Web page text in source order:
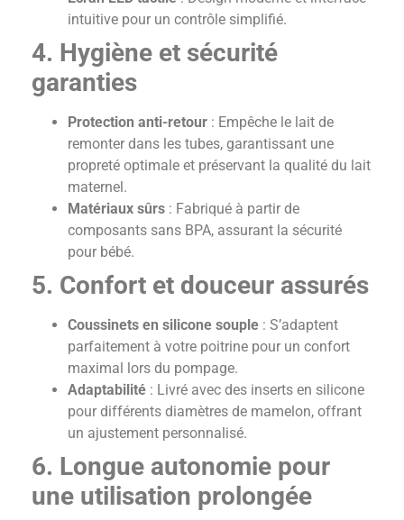
intuitive pour un contrôle simplifié.
4. Hygiène et sécurité
garanties
Protection anti-retour : Empêche le lait de
remonter dans les tubes, garantissant une
propreté optimale et préservant la qualité du lait
maternel.
Matériaux sûrs : Fabriqué à partir de
composants sans BPA, assurant la sécurité
pour bébé.
5. Confort et douceur assurés
Coussinets en silicone souple : S’adaptent
parfaitement à votre poitrine pour un confort
maximal lors du pompage.
Adaptabilité : Livré avec des inserts en silicone
pour différents diamètres de mamelon, offrant
un ajustement personnalisé.
6. Longue autonomie pour
une utilisation prolongée